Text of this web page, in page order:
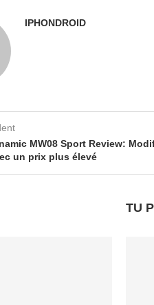
IPHONDROID
MW08 Sport Review:
un prix plus élevé
TU